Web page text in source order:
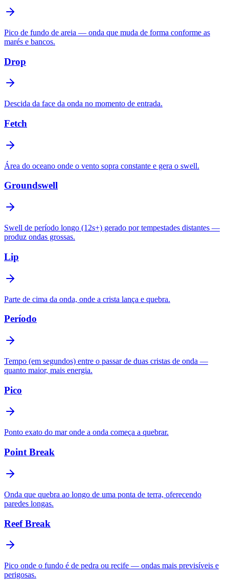
Pico de fundo de areia — onda que muda de forma conforme as
marés e bancos.
Drop
Descida da face da onda no momento de entrada.
Fetch
Área do oceano onde o vento sopra constante e gera o swell.
Groundswell
Swell de período longo (12s+) gerado por tempestades distantes —
produz ondas grossas.
Lip
Parte de cima da onda, onde a crista lança e quebra.
Período
Tempo (em segundos) entre o passar de duas cristas de onda —
quanto maior, mais energia.
Pico
Ponto exato do mar onde a onda começa a quebrar.
Point Break
Onda que quebra ao longo de uma ponta de terra, oferecendo
paredes longas.
Reef Break
Pico onde o fundo é de pedra ou recife — ondas mais previsíveis e
perigosas.